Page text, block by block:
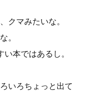
クマみたいな。
。
本ではあるし。
いろちょっと出て